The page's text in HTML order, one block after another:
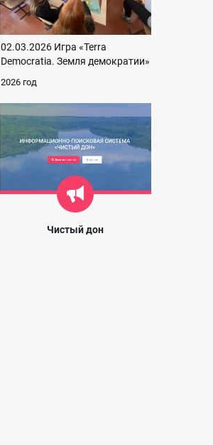
02.03.2026 Игра «Terra
Democratia. Земля демократии»
2026 год
Чистый дон